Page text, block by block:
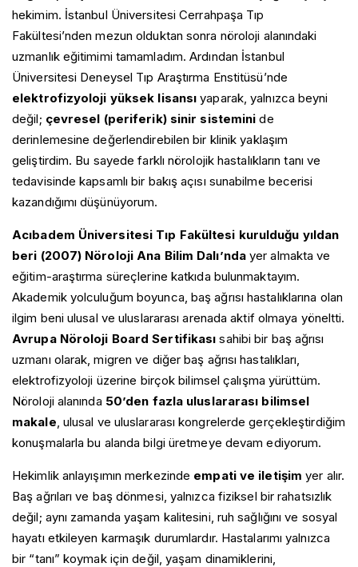
Anasayfa
Hakkımda
Prof. Dr. Pınar Yalınay Dikmen
Videolar
Galeri
Baş Ağrısı Hastalıkları
Alkolün Neden Olduğu Baş Ağrısı
Dış Basınç ile İlişkili Baş Ağrısı
Enfeksiyona Bağlı Baş Ağrısı
Gerilim Tipi Baş Ağrısı
Glossofaringeal Nevralji
Gök Gürültüsü Baş Ağrısı
İdiopatik Saplanıcı Baş Ağrısı
Benign Paroksismal Pozisyonel Vertigo
Kalıcı Postüral-Algısal Baş Dönmesi (PPPD)
Meniere Hastalığı
Blog
hekimim. İstanbul Üniversitesi Cerrahpaşa Tıp
Fakültesi’nden mezun olduktan sonra nöroloji alanındaki
uzmanlık eğitimimi tamamladım. Ardından İstanbul
Üniversitesi Deneysel Tıp Araştırma Enstitüsü’nde
elektrofizyoloji yüksek lisansı yaparak, yalnızca beyni
değil; çevresel (periferik) sinir sisteminide
derinlemesine değerlendirebilen bir klinik yaklaşım
geliştirdim. Bu sayede farklı nörolojik hastalıkların tanı ve
tedavisinde kapsamlı bir bakış açısı sunabilme becerisi
kazandığımı düşünüyorum.
Acıbadem Üniversitesi Tıp Fakültesi kurulduğu yıldan
beri (2007) Nöroloji Ana Bilim Dalı’ndayer almakta ve
eğitim-araştırma süreçlerine katkıda bulunmaktayım.
Akademik yolculuğum boyunca, baş ağrısı hastalıklarına olan
ilgim beni ulusal ve uluslararası arenada aktif olmaya yöneltti.
Avrupa Nöroloji Board Sertifikası sahibi bir baş ağrısı
uzmanı olarak, migren ve diğer baş ağrısı hastalıkları,
elektrofizyoloji üzerine birçok bilimsel çalışma yürüttüm.
Nöroloji alanında 50’den fazla uluslararası bilimsel
makale , ulusal ve uluslararası kongrelerde gerçekleştirdiğim
konuşmalarla bu alanda bilgi üretmeye devam ediyorum.
Hekimlik anlayışımın merkezinde empati ve iletişim yer alır.
Baş ağrıları ve baş dönmesi, yalnızca fiziksel bir rahatsızlık
değil; aynı zamanda yaşam kalitesini, ruh sağlığını ve sosyal
hayatı etkileyen karmaşık durumlardır. Hastalarımı yalnızca
bir “tanı” koymak için değil, yaşam dinamiklerini,